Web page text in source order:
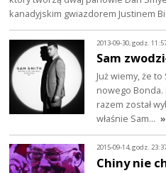
kanadyjskim gwiazdorem Justinem
2013-09-30, godz.
Sam
Już wiemy, że
nowego Bonda.
razem został
właśnie Sam…
2015-09-14, godz.
Chiny nie